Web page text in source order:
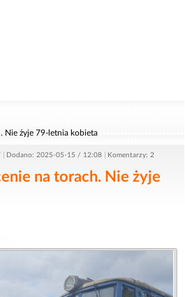
Nie żyje 79-letnia kobieta
Dodano: 2025-05-15 / 12:08 Komentarzy: 2
na torach. Nie żyje